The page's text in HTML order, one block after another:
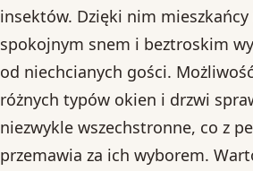
insektów. Dzięki nim
spokojnym snem i beztroskim
od niechcianych gości.
różnych typów okien i drzwi
niezwykle wszechstronne, co z
przemawia za ich wyborem.